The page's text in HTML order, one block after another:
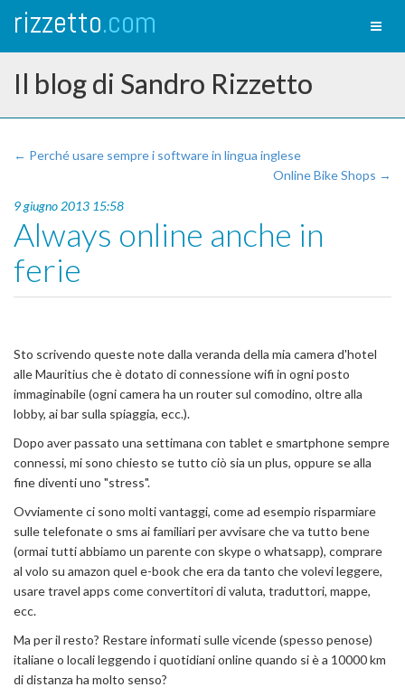
rizzetto.com
Il blog di Sandro Rizzetto
← Perché usare sempre i software in lingua inglese
Online Bike Shops →
9 giugno 2013 15:58
Always online anche in
ferie
Sto scrivendo queste note dalla veranda della mia camera d'hotel
alle Mauritius che è dotato di connessione wifi in ogni posto
immaginabile (ogni camera ha un router sul comodino, oltre alla
lobby, ai bar sulla spiaggia, ecc.).
Dopo aver passato una settimana con tablet e smartphone sempre
connessi, mi sono chiesto se tutto ciò sia un plus, oppure se alla
fine diventi uno "stress".
Ovviamente ci sono molti vantaggi, come ad esempio risparmiare
sulle telefonate o sms ai familiari per avvisare che va tutto bene
(ormai tutti abbiamo un parente con skype o whatsapp), comprare
al volo su amazon quel e-book che era da tanto che volevi leggere,
usare travel apps come convertitori di valuta, traduttori, mappe,
ecc.
Ma per il resto? Restare informati sulle vicende (spesso penose)
italiane o locali leggendo i quotidiani online quando si è a 10000 km
di distanza ha molto senso?